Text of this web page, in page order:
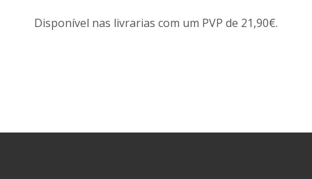
Disponível nas livrarias com um PVP de 21,90€.